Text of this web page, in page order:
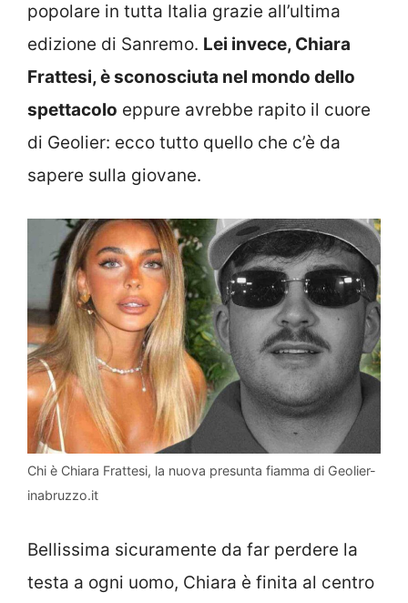
popolare in tutta Italia grazie all’ultima
edizione di Sanremo. Lei invece, Chiara
Frattesi, è sconosciuta nel mondo dello
spettacolo eppure avrebbe rapito il cuore
di Geolier: ecco tutto quello che c’è da
sapere sulla giovane.
Chi è Chiara Frattesi, la nuova presunta fiamma di Geolier-
inabruzzo.it
Bellissima sicuramente da far perdere la
testa a ogni uomo, Chiara è finita al centro